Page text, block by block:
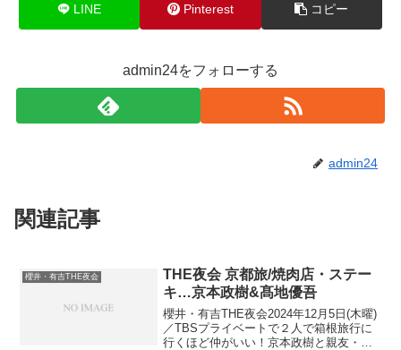
LINE Pinterest コピー
admin24をフォローする
admin24
関連記事
櫻井・有吉THE夜会
THE夜会 京都旅/焼肉店・ステー
キ…京本政樹&髙地優吾
櫻井・有吉THE夜会2024年12月5日(木曜)
／TBSプライベートで２人で箱根旅行に
行くほど仲がいい！京本政樹と親友・